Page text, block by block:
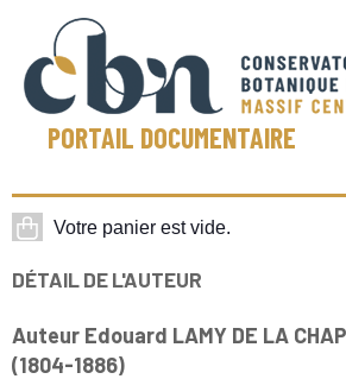
PORTAIL DOCUMENTAIRE
DÉTAIL DE L'AUTEUR
Auteur Edouard LAMY DE LA
(1804-1886)